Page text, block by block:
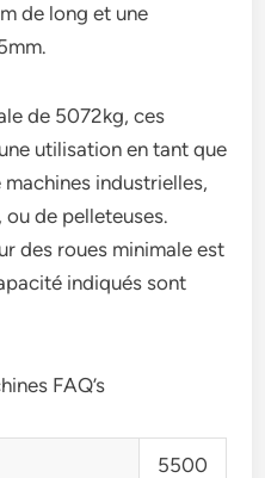
de long et une
de 5072kg, ces
utilisation en tant que
industrielles,
de pelleteuses.
des roues minimale est
indiqués sont
FAQ’s
5500